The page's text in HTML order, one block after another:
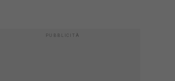
PUBBLICITÀ